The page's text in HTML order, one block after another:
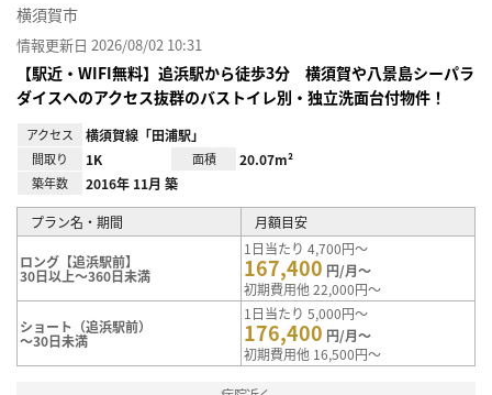
横須賀市
情報更新日 2026/08/02 10:31
【駅近・WIFI無料】追浜駅から徒歩3分 横須賀や八景島シーパラ
ダイスへのアクセス抜群のバストイレ別・独立洗面台付物件！
アクセス 横須賀線「田浦駅」
間取り 1K 面積 20.07m²
築年数 2016年 11月 築
プラン名・期間 月額目安
ロング【追浜駅前】
30日以上～360日未満
1日当たり 4,700円～
167,400 円/月～
初期費用他 22,000円～
ショート（追浜駅前）
～30日未満
1日当たり 5,000円～
176,400 円/月～
初期費用他 16,500円～